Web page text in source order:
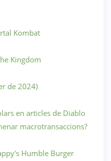
Kombat
Kingdom
de 2024)
en articles de Diablo
macrotransaccions?
Humble Burger